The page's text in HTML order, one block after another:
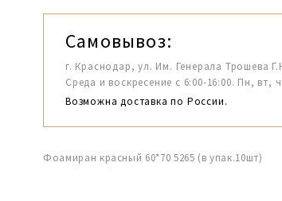
Самовывоз:
г. Краснодар, ул. Им. Генерала Трошева
Среда и воскресение с 6:00-16:00. Пн, вт,
Возможна доставка по России.
Фоамиран красный 60*70 5265 (в упак.10шт)